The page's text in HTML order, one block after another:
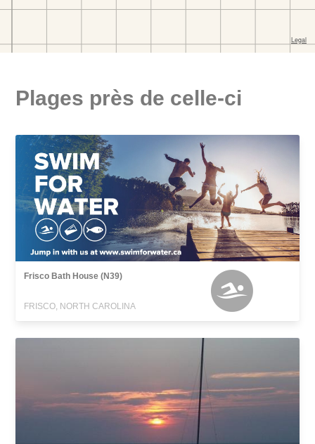
Plages près de celle-ci
Frisco Bath House (N39)
FRISCO, NORTH CAROLINA